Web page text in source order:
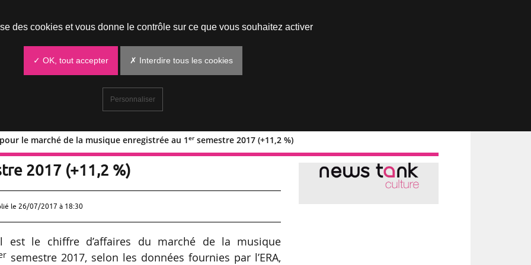
le marché de la musique enregistrée au 1er semestre 2017 (+11,2 %)
CA pour le marché de la musique
2017 (+11,2 %)
le 26/07/2017 à 18:30
est le chiffre d’affaires du marché de la musique
semestre 2017, selon les données fournies par l’ERA,
des cookies et vous donne le contrôle sur ce que vous souhaitez activer
✓ OK, tout accepter ✗ Interdire tous les cookies
Personnaliser